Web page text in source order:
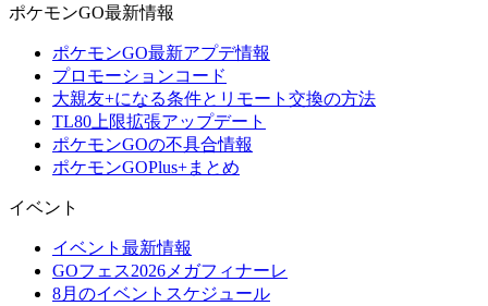
ポケモンGO最新情報
ポケモンGO最新アプデ情報
プロモーションコード
大親友+になる条件とリモート交換の方法
TL80上限拡張アップデート
ポケモンGOの不具合情報
ポケモンGOPlus+まとめ
イベント
イベント最新情報
GOフェス2026メガフィナーレ
8月のイベントスケジュール